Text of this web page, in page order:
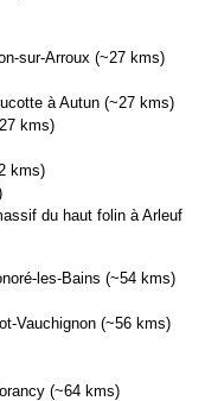
sur-Arroux (~27 kms)
à Autun (~27 kms)
kms)
kms)
du haut folin à Arleuf
les-Bains (~54 kms)
Vauchignon (~56 kms)
(~64 kms)